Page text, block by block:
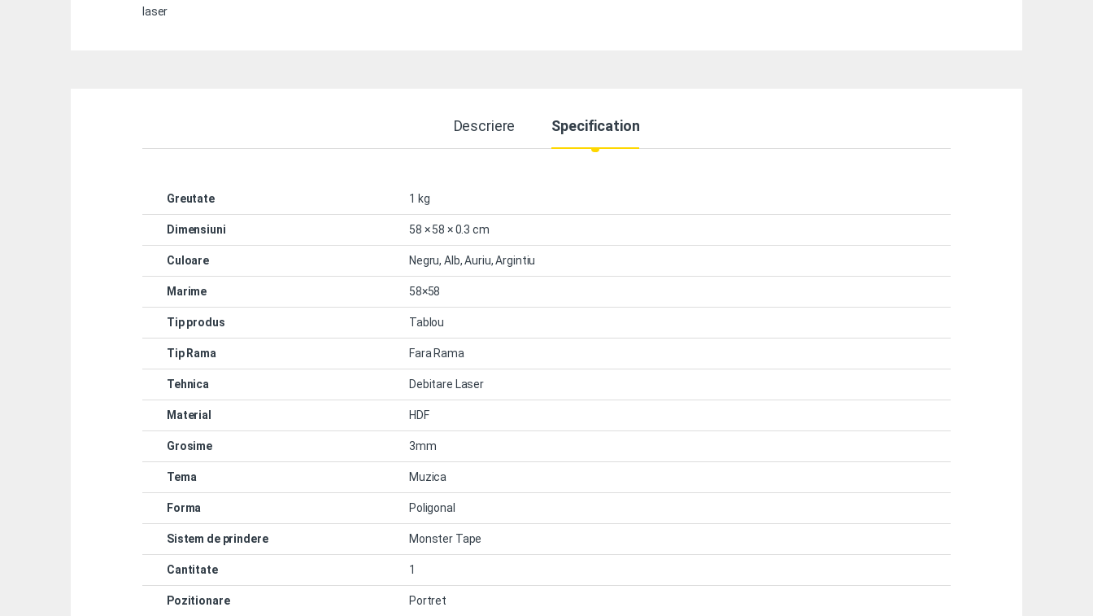
laser
Descriere Specification
Greutate 1 kg
Dimensiuni 58 × 58 × 0.3 cm
Culoare Negru, Alb, Auriu, Argintiu
Marime 58×58
Tip produs Tablou
Tip Rama Fara Rama
Tehnica Debitare Laser
Material HDF
Grosime 3mm
Tema Muzica
Forma Poligonal
Sistem de prindere Monster Tape
Cantitate 1
Pozitionare Portret